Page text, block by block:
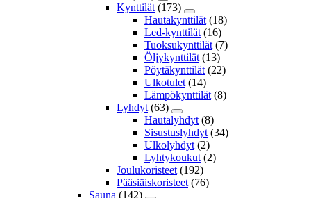
Kynttilät (173)
Hautakynttilät (18)
Led-kynttilät (16)
Tuoksukynttilät (7)
Öljykynttilät (13)
Pöytäkynttilät (22)
Ulkotulet (14)
Lämpökynttilät (8)
Lyhdyt (63)
Hautalyhdyt (8)
Sisustuslyhdyt (34)
Ulkolyhdyt (2)
Lyhtykoukut (2)
Joulukoristeet (192)
Pääsiäiskoristeet (76)
Sauna (142)